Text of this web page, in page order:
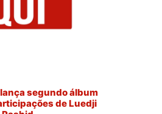
segundo álbum
de Luedji